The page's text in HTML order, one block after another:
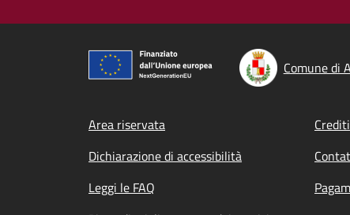
Comune di
Footer menu
Area riservata Crediti
Dichiarazione di accessibilità
Leggi le FAQ